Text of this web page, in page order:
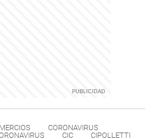
CORONAVIRUS
CIC CIPOLLETTI